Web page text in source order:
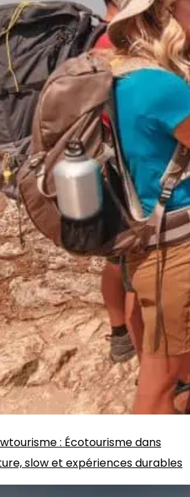
: Écotourisme dans
slow et expériences durables